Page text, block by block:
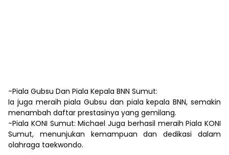
-Piala Gubsu Dan Piala Kepala BNN Sumut:
Ia juga meraih piala Gubsu dan piala kepala BNN, semakin
menambah daftar prestasinya yang gemilang.
-Piala KONI Sumut: Michael Juga berhasil meraih Piala KONI
Sumut, menunjukan kemampuan dan dedikasi dalam
olahraga taekwondo.